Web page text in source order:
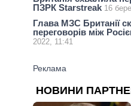
ПЗРК Starstreak 16
Глава МЗС Британії
переговорів між
2022, 11:41